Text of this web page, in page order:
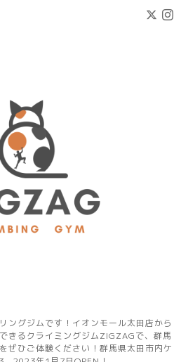
ングジムです！イオンモール太田店から
きるクライミングジムZIGZAGで、群馬
ぜひご体験ください！群馬県太田市内ケ